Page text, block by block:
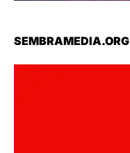
SEMBRAMEDIA.ORG